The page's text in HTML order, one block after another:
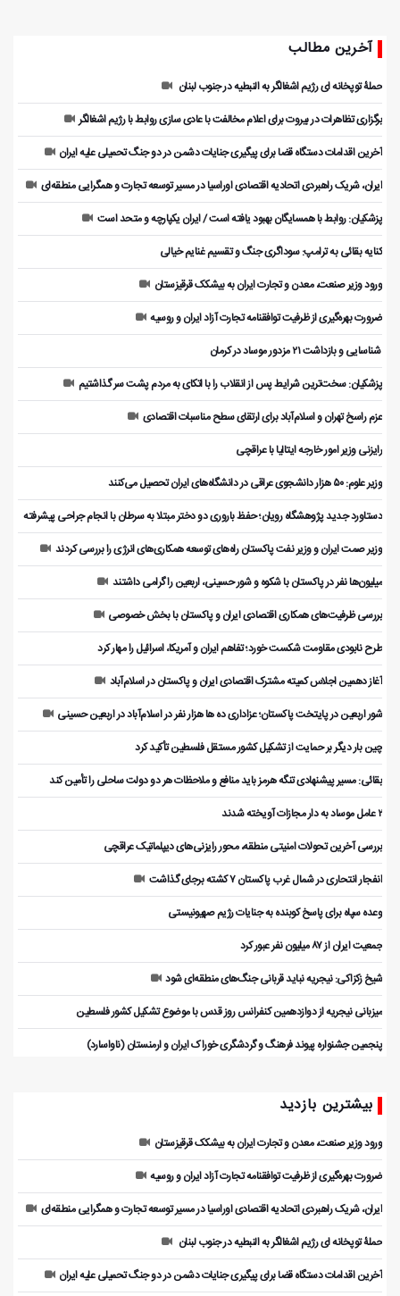
آخرین مطالب
حملۀ توپخانه ای رژیم اشغالگر به النبطیه در جنوب لبنان
برگزاری تظاهرات در بیروت برای اعلام مخالفت با عادی سازی روابط با رژیم اشغالگر
آخرین اقدامات دستگاه قضا برای پیگیری جنایات دشمن در دو جنگ تحمیلی علیه ایران
ایران، شریک راهبردی اتحادیه اقتصادی اوراسیا در مسیر توسعه تجارت و همگرایی منطقه‌ای
پزشکیان: روابط با همسایگان بهبود یافته است / ایران یکپارچه و متحد است
کنایه بقائی به ترامپ: سوداگری جنگ و تقسیم غنایم خیالی
ورود وزیر صنعت، معدن و تجارت ایران به بیشکک قرقیزستان
ضرورت بهره‌گیری از ظرفیت توافقنامه تجارت آزاد ایران و روسیه
️ شناسایی و بازداشت ۲۱ مزدور موساد در کرمان
پزشکیان: سخت‌ترین شرایط پس از انقلاب را با اتکای به مردم پشت سر گذاشتیم
عزم راسخ تهران و اسلام‌آباد برای ارتقای سطح مناسبات اقتصادی
رایزنی وزیر امور خارجه ایتالیا با عراقچی
وزیر علوم: ۵۰ هزار دانشجوی عراقی در دانشگاه‌های ایران تحصیل می‌کنند
دستاورد جدید پژوهشگاه رویان؛ حفظ باروری دو دختر مبتلا به سرطان با انجام جراحی پیشرفته
وزیر صمت ایران و وزیر نفت پاکستان راه‌های توسعه همکاری‌های انرژی را بررسی کردند
میلیون‌ها نفر در پاکستان با شکوه و شور حسینی، اربعین را گرامی داشتند
بررسی ظرفیت‌های همکاری اقتصادی ایران و پاکستان با بخش خصوصی
طرح نابودی مقاومت شکست خورد؛ تفاهم ایران و آمریکا، اسرائیل را مهار کرد
آغاز دهمین اجلاس کمیته مشترک اقتصادی ایران و پاکستان در اسلام‌آباد
شور اربعین در پایتخت پاکستان؛ عزاداری ده ها هزار نفر در اسلام‌آباد در اربعین حسینی
چین بار دیگر بر حمایت از تشکیل کشور مستقل فلسطین تأکید کرد
بقائی: مسیر پیشنهادی تنگه هرمز باید منافع و ملاحظات هر دو دولت ساحلی را تأمین کند
۲ عامل موساد به دار مجازات آویخته شدند
بررسی آخرین تحولات امنیتی منطقه، محور رایزنی‌های دیپلماتیک عراقچی
انفجار انتحاری در شمال غرب پاکستان ۷ کشته برجای گذاشت
وعده سپاه برای پاسخ کوبنده به جنایات رژیم صهیونیستی
جمعیت ایران از ۸۷ میلیون نفر عبور کرد
شیخ زکزاکی: نیجریه نباید قربانی جنگ‌های منطقه‌ای شود
میزبانی نیجریه از دوازدهمین کنفرانس روز قدس با موضوع تشکیل کشور فلسطین
پنجمین جشنواره پیوند فرهنگ و گردشگر‌ی خوراک ایران و ارمنستان (ناواسارد)
بیشترین بازدید
ورود وزیر صنعت، معدن و تجارت ایران به بیشکک قرقیزستان
ضرورت بهره‌گیری از ظرفیت توافقنامه تجارت آزاد ایران و روسیه
ایران، شریک راهبردی اتحادیه اقتصادی اوراسیا در مسیر توسعه تجارت و همگرایی منطقه‌ای
حملۀ توپخانه ای رژیم اشغالگر به النبطیه در جنوب لبنان
آخرین اقدامات دستگاه قضا برای پیگیری جنایات دشمن در دو جنگ تحمیلی علیه ایران